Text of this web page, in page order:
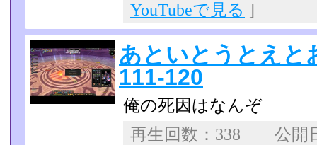
YouTubeで見る ]
あといとうとえ
111-120
俺の死因はなんぞ
再生回数：338 公開